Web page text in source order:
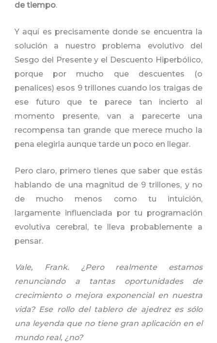
de tiempo.
Y aquí es precisamente donde se encuentra la
solución a nuestro problema evolutivo del
Sesgo del Presente y el Descuento Hiperbólico,
porque por mucho que descuentes (o
penalices) esos 9 trillones cuando los traigas de
ese futuro que te parece tan incierto al
momento presente, van a parecerte una
recompensa tan grande que merece mucho la
pena elegirla aunque tarde un poco en llegar.
Pero claro, primero tienes que saber que estás
hablando de una magnitud de 9 trillones, y no
de mucho menos como tu intuición,
largamente influenciada por tu programación
evolutiva cerebral, te lleva probablemente a
pensar.
Vale, Frank. ¿Pero realmente estamos
renunciando a tantas oportunidades de
crecimiento o mejora exponencial en nuestra
vida? Ese rollo del tablero de ajedrez es sólo
una leyenda que no tiene gran aplicación en el
mundo real, ¿no?